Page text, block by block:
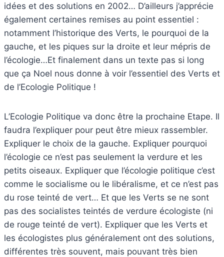
idées et des solutions en 2002… D’ailleurs j’apprécie
également certaines remises au point essentiel :
notamment l’historique des Verts, le pourquoi de la
gauche, et les piques sur la droite et leur mépris de
l’écologie…Et finalement dans un texte pas si long
que ça Noel nous donne à voir l’essentiel des Verts et
de l’Ecologie Politique !
L’Ecologie Politique va donc être la prochaine Etape. Il
faudra l’expliquer pour peut être mieux rassembler.
Expliquer le choix de la gauche. Expliquer pourquoi
l’écologie ce n’est pas seulement la verdure et les
petits oiseaux. Expliquer que l’écologie politique c’est
comme le socialisme ou le libéralisme, et ce n’est pas
du rose teinté de vert… Et que les Verts se ne sont
pas des socialistes teintés de verdure écologiste (ni
de rouge teinté de vert). Expliquer que les Verts et
les écologistes plus généralement ont des solutions,
différentes très souvent, mais pouvant très bien